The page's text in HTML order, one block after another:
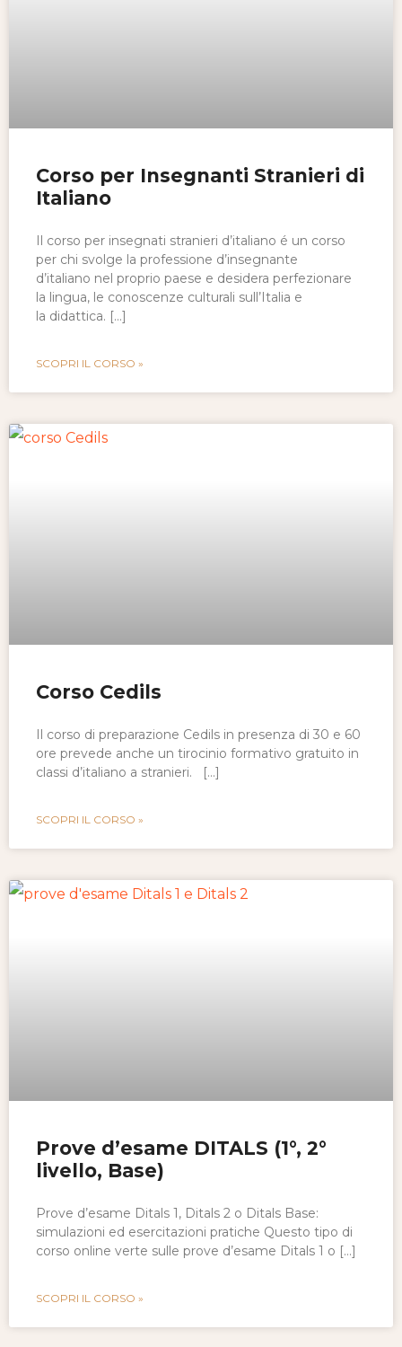
Corso per Insegnanti Stranieri di
Italiano
Il corso per insegnati stranieri d’italiano é un corso
per chi svolge la professione d’insegnante
d’italiano nel proprio paese e desidera perfezionare
la lingua, le conoscenze culturali sull’Italia e
la didattica. […]
SCOPRI IL CORSO »
Corso Cedils
Il corso di preparazione Cedils in presenza di 30 e 60
ore prevede anche un tirocinio formativo gratuito in
classi d’italiano a stranieri. […]
SCOPRI IL CORSO »
Prove d’esame DITALS (1°, 2°
livello, Base)
Prove d’esame Ditals 1, Ditals 2 o Ditals Base:
simulazioni ed esercitazioni pratiche Questo tipo di
corso online verte sulle prove d’esame Ditals 1 o […]
SCOPRI IL CORSO »